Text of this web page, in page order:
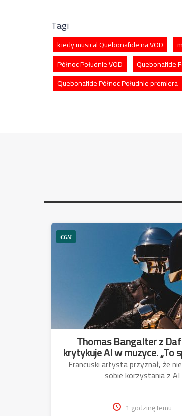
Tagi
kiedy musical Quebonafide na VOD
Północ Południe VOD
Quebonafide
Quebonafide Północ Południe premiera
CGM
Thomas Bangalter z
krytykuje AI w muzyce. „To
Francuski artysta przyznał, że
sobie korzystania z AI
1 godzinę temu